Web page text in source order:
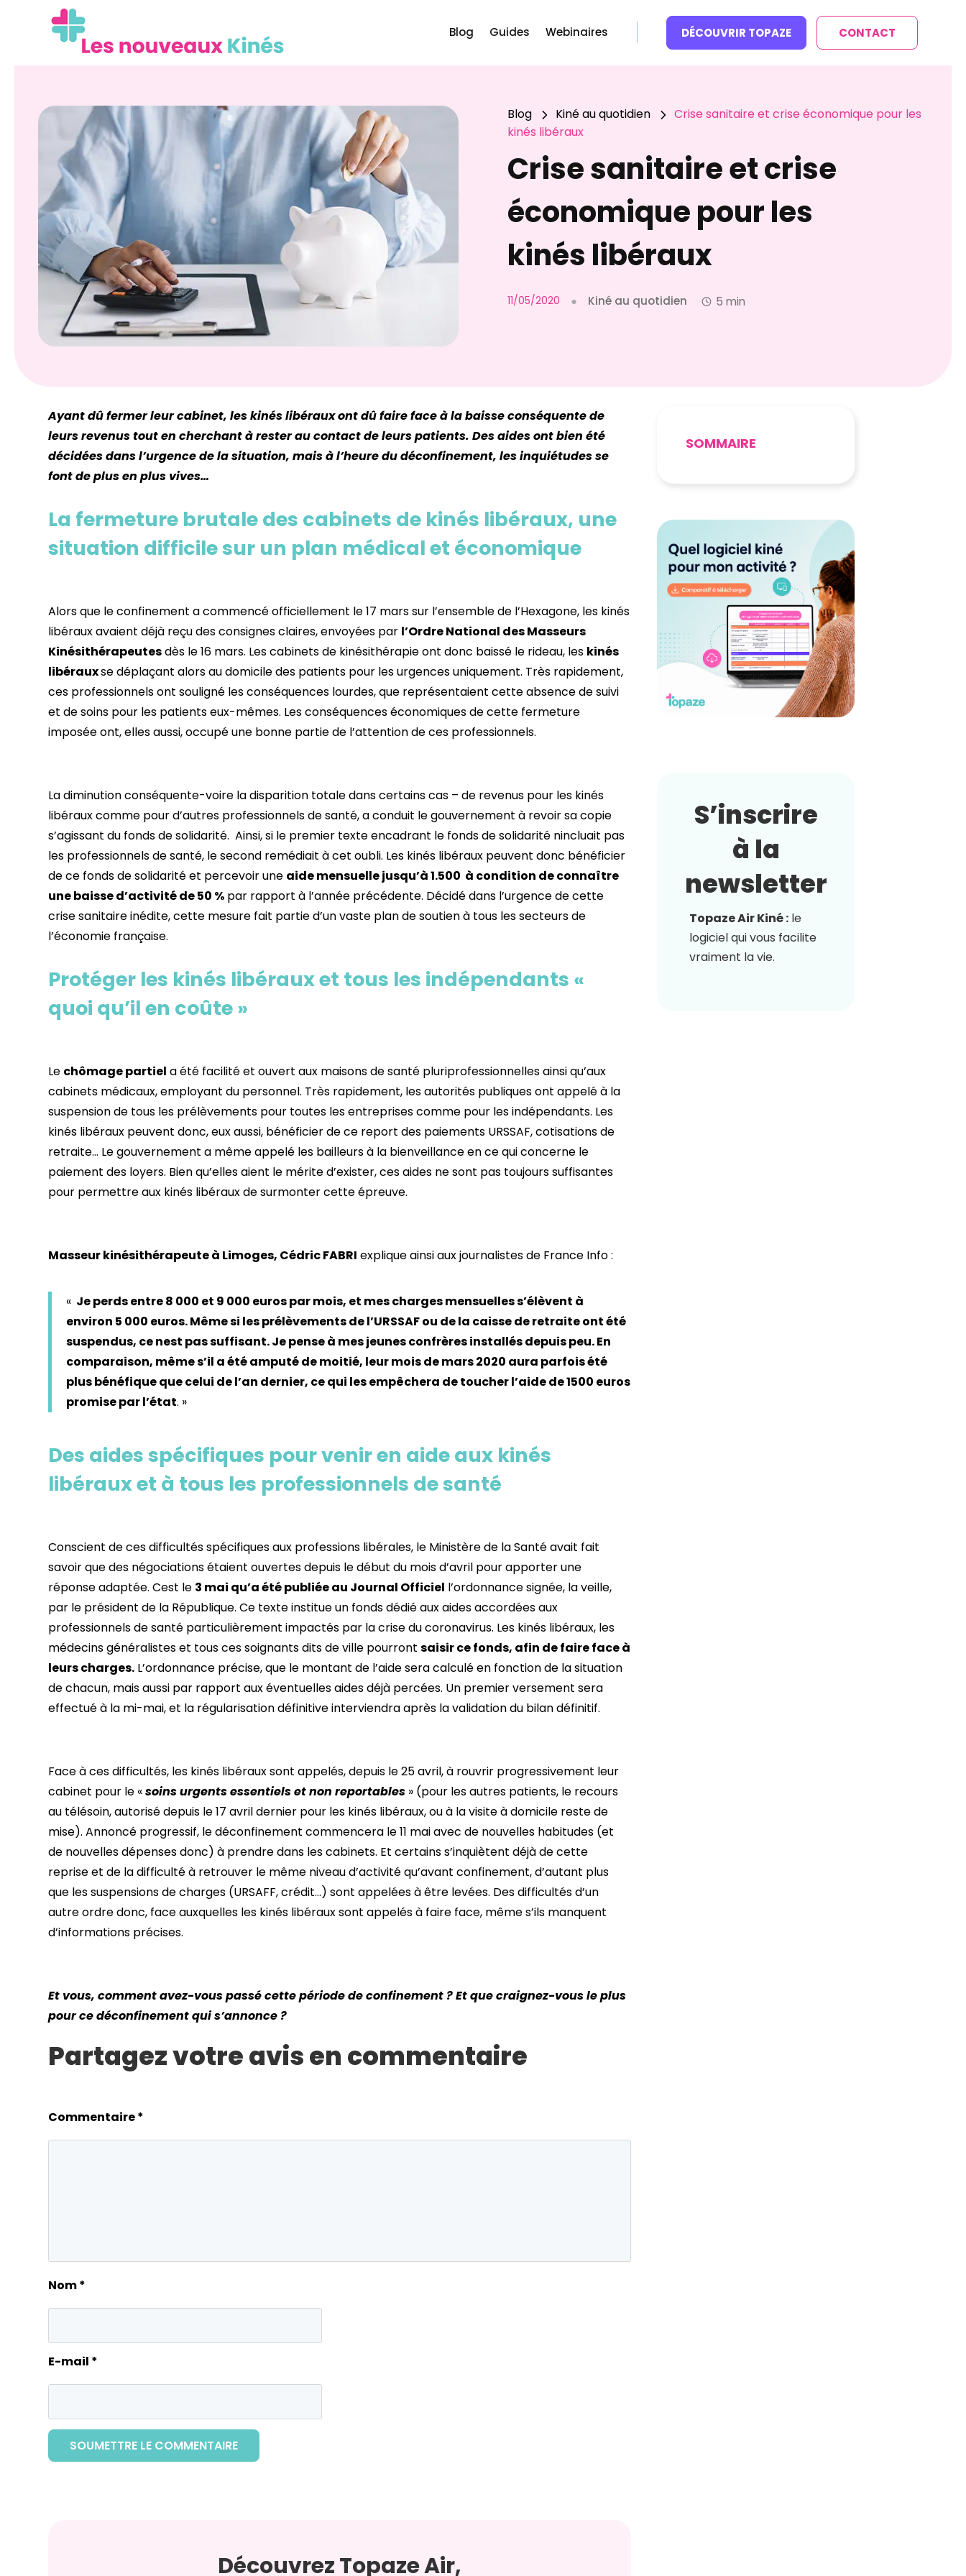
Blog Guides Webinaires DÉCOUVRIR TOPAZE CONTACT
Blog 5 Kiné au quotidien 5 Crise sanitaire et crise économique pour les
kinés libéraux
Crise sanitaire et crise
économique pour les
kinés libéraux
11/05/2020 ● Kiné au quotidien 5 min
Ayant dû fermer leur cabinet, les kinés libéraux ont dû faire face à la baisse conséquente de
leurs revenus tout en cherchant à rester au contact de leurs patients. Des aides ont bien été
décidées dans l’urgence de la situation, mais à l’heure du déconfinement, les inquiétudes se
font de plus en plus vives…
La fermeture brutale des cabinets de kinés libéraux, une
situation difficile sur un plan médical et économique
Alors que le confinement a commencé officiellement le 17 mars sur l’ensemble de l’Hexagone, les kinés
libéraux avaient déjà reçu des consignes claires, envoyées par l’Ordre National des Masseurs
Kinésithérapeutesdès le 16 mars. Les cabinets de kinésithérapie ont donc baissé le rideau, les kinés
libérauxse déplaçant alors au domicile des patients pour les urgences uniquement. Très rapidement,
ces professionnels ont souligné les conséquences lourdes, que représentaient cette absence de suivi
et de soins pour les patients eux-mêmes. Les conséquences économiques de cette fermeture
imposée ont, elles aussi, occupé une bonne partie de l’attention de ces professionnels.
La diminution conséquente-voire la disparition totale dans certains cas – de revenus pour les kinés
libéraux comme pour d’autres professionnels de santé, a conduit le gouvernement à revoir sa copie
s’agissant du fonds de solidarité. Ainsi, si le premier texte encadrant le fonds de solidarité nincluait pas
les professionnels de santé, le second remédiait à cet oubli. Les kinés libéraux peuvent donc bénéficier
de ce fonds de solidarité et percevoir une aide mensuelle jusqu’à 1.500  à condition de connaître
une baisse d’activité de 50 % par rapport à l’année précédente. Décidé dans l’urgence de cette
crise sanitaire inédite, cette mesure fait partie d’un vaste plan de soutien à tous les secteurs de
l’économie française.
Protéger les kinés libéraux et tous les indépendants «
quoi qu’il en coûte »
Le chômage partiel a été facilité et ouvert aux maisons de santé pluriprofessionnelles ainsi qu’aux
cabinets médicaux, employant du personnel. Très rapidement, les autorités publiques ont appelé à la
suspension de tous les prélèvements pour toutes les entreprises comme pour les indépendants. Les
kinés libéraux peuvent donc, eux aussi, bénéficier de ce report des paiements URSSAF, cotisations de
retraite… Le gouvernement a même appelé les bailleurs à la bienveillance en ce qui concerne le
paiement des loyers. Bien qu’elles aient le mérite d’exister, ces aides ne sont pas toujours suffisantes
pour permettre aux kinés libéraux de surmonter cette épreuve.
Masseur kinésithérapeute à Limoges, Cédric FABRI explique ainsi aux journalistes de France Info :
« Je perds entre 8 000 et 9 000 euros par mois, et mes charges mensuelles s’élèvent à
environ 5 000 euros. Même si les prélèvements de l’URSSAF ou de la caisse de retraite ont été
suspendus, ce nest pas suffisant. Je pense à mes jeunes confrères installés depuis peu. En
comparaison, même s’il a été amputé de moitié, leur mois de mars 2020 aura parfois été
plus bénéfique que celui de l’an dernier, ce qui les empêchera de toucher l’aide de 1500 euros
promise par l’état. »
Des aides spécifiques pour venir en aide aux kinés
libéraux et à tous les professionnels de santé
Conscient de ces difficultés spécifiques aux professions libérales, le Ministère de la Santé avait fait
savoir que des négociations étaient ouvertes depuis le début du mois d’avril pour apporter une
réponse adaptée. Cest le 3 mai qu’a été publiée au Journal Officiel l’ordonnance signée, la veille,
par le président de la République. Ce texte institue un fonds dédié aux aides accordées aux
professionnels de santé particulièrement impactés par la crise du coronavirus. Les kinés libéraux, les
médecins généralistes et tous ces soignants dits de ville pourrontsaisir ce fonds, afin de faire face à
leurs charges. L’ordonnance précise, que le montant de l’aide sera calculé en fonction de la situation
de chacun, mais aussi par rapport aux éventuelles aides déjà percées. Un premier versement sera
effectué à la mi-mai, et la régularisation définitive interviendra après la validation du bilan définitif.
Face à ces difficultés, les kinés libéraux sont appelés, depuis le 25 avril, à rouvrir progressivement leur
cabinet pour le «soins urgents essentiels et non reportables » (pour les autres patients, le recours
au télésoin, autorisé depuis le 17 avril dernier pour les kinés libéraux, ou à la visite à domicile reste de
mise). Annoncé progressif, le déconfinement commencera le 11 mai avec de nouvelles habitudes (et
de nouvelles dépenses donc) à prendre dans les cabinets. Et certains s’inquiètent déjà de cette
reprise et de la difficulté à retrouver le même niveau d’activité qu’avant confinement, d’autant plus
que les suspensions de charges (URSAFF, crédit…) sont appelées à être levées. Des difficultés d’un
autre ordre donc, face auxquelles les kinés libéraux sont appelés à faire face, même s’ils manquent
d’informations précises.
Et vous, comment avez-vous passé cette période de confinement ? Et que craignez-vous le plus
pour ce déconfinement qui s’annonce ?
Partagez votre avis en commentaire
Commentaire*
Nom*
E-mail *
SOUMETTRE LE COMMENTAIRE
Découvrez Topaze Air,
SOMMAIRE
S’inscrire
à la
newsletter
Topaze Air Kiné :le
logiciel qui vous facilite
vraiment la vie.